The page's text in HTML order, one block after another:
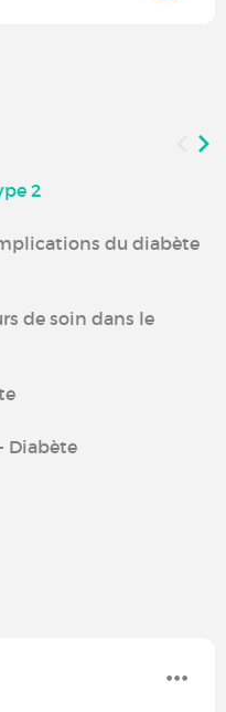
2
du diabète
de soin dans le
Diabète